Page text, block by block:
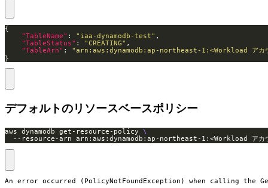
"TableName" : "iaa-dynamodb-test"
"TableStatus" : "CREATING"
"TableArn" : "arn:aws:dynamodb:ap-northeast-1:<Workload ア
}
デフォルトのリソースベースポリシー
aws dynamodb get-resource-policy
--resource-arn arn:aws:dynamodb:ap-northeast-1:<Workload アカ
An error occurred (PolicyNotFoundException) when calling the